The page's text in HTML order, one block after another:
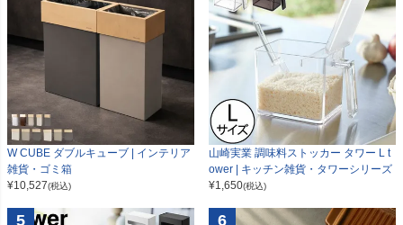
W CUBE ダブルキューブ | インテリア
雑貨・ゴミ箱
¥10,527(税込)
山崎実業 調味料ストッカー タワー L t
ower | キッチン雑貨・タワーシリーズ
¥1,650(税込)
5 6